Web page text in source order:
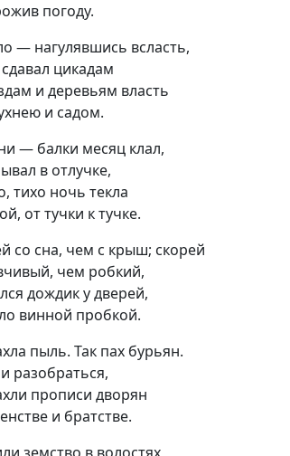
погоду.
— нагулявшись всласть,
цикадам
и деревьям власть
и садом.
— балки месяц клал,
в отлучке,
тихо ночь текла
от тучки к тучке.
со сна, чем с крыш; скорей
чем робкий,
дождик у дверей,
винной пробкой.
пыль. Так пах бурьян.
разобраться,
прописи дворян
и братстве.